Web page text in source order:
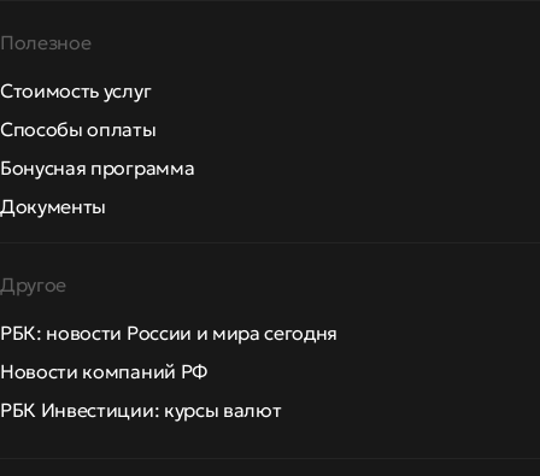
Полезное
Стоимость услуг
Способы оплаты
Бонусная программа
Документы
Другое
РБК: новости России и мира сегодня
Новости компаний РФ
РБК Инвестиции: курсы валют